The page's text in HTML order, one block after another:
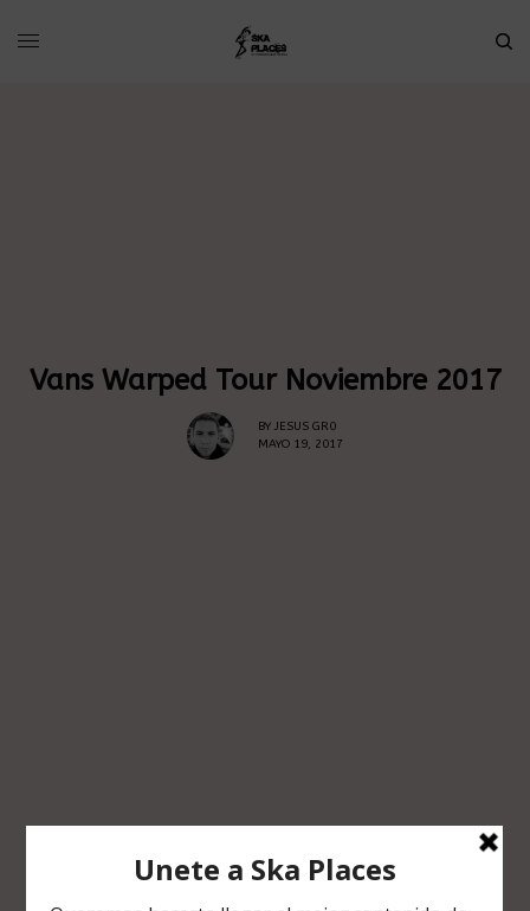
Vans Warped Tour Noviembre 2017
BY JESUS GR0
MAYO 19, 2017